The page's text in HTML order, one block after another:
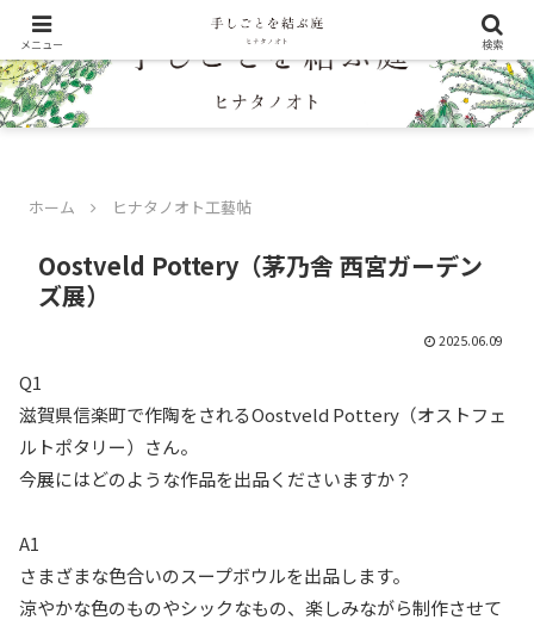
ホーム ヒナタノオト工藝帖
Oostveld Pottery（茅乃舎 西宮ガーデン
ズ展）
2025.06.09
Q1
滋賀県信楽町で作陶をされるOostveld Pottery（オストフェ
ルトポタリー）さん。
今展にはどのような作品を出品くださいますか？
A1
さまざまな色合いのスープボウルを出品します。
涼やかな色のものやシックなもの、楽しみながら制作させて
メニュー 検索